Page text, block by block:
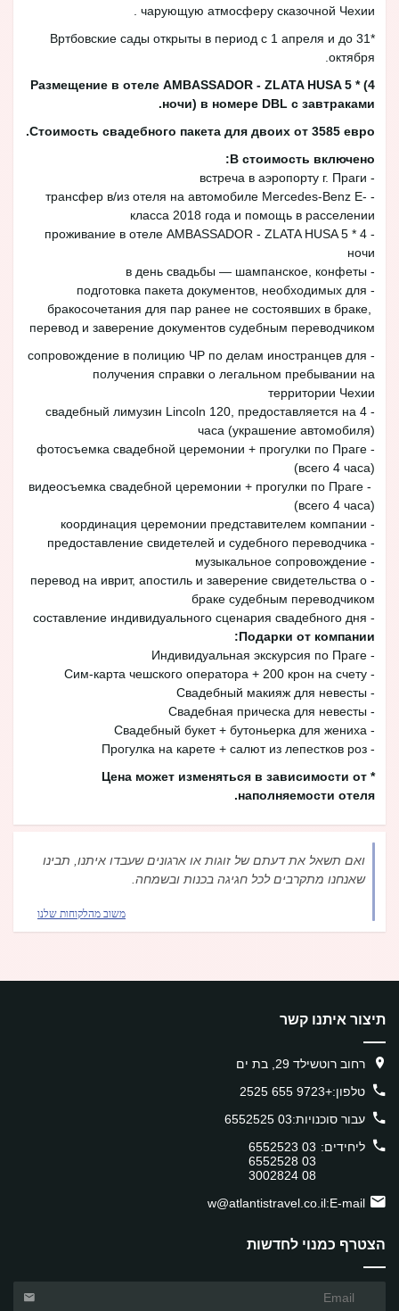
чарующую атмосферу сказочной Чехии .
*Вртбовские сады открыты в период с 1 апреля и до 31
октября.
Размещение в отеле AMBASSADOR - ZLATA HUSA 5 * (4
ночи) в номере DBL с завтраками.
Стоимость свадебного пакета для двоих от 3585 евро.
В стоимость включено:
- встреча в аэропорту г. Праги
- трансфер в/из отеля на автомобиле Mercedes-Benz E-
класса 2018 года и помощь в расселении
- проживание в отеле AMBASSADOR - ZLATA HUSA 5 * 4
ночи
- в день свадьбы — шампанское, конфеты
- подготовка пакета документов, необходимых для
бракосочетания для пар ранее не состоявших в браке,
перевод и заверение документов судебным переводчиком
- сопровождение в полицию ЧР по делам иностранцев для
получения справки о легальном пребывании на
территории Чехии
- свадебный лимузин Lincoln 120, предоставляется на 4
часа (украшение автомобиля)
- фотосъемка свадебной церемонии + прогулки по Праге
(всего 4 часа)
- видеосъемка свадебной церемонии + прогулки по Праге
(всего 4 часа)
- координация церемонии представителем компании
- предоставление свидетелей и судебного переводчика
- музыкальное сопровождение
- перевод на иврит, апостиль и заверение свидетельства о
браке судебным переводчиком
- составление индивидуального сценария свадебного дня
Подарки от компании:
- Индивидуальная экскурсия по Праге
- Сим-карта чешского оператора + 200 крон на счету
- Свадебный макияж для невесты
- Свадебная прическа для невесты
- Свадебный букет + бутоньерка для жениха
- Прогулка на карете + салют из лепестков роз
* Цена может изменяться в зависимости от
наполняемости отеля.
ואם תשאל את דעתם של זוגות או ארגונים שעבדו איתנו, תבינו
שאנחנו מתקרבים לכל חגיגה בכנות ובשמחה.
משוב מהלקוחות שלנו
תיצור איתנו קשר
רחוב רוטשילד 29, בת ים
טלפון:+9723 655 2525
עבור סוכנויות:03 6552525
ליחידים: 03 6552523
03 6552528
08 3002824
E-mail:
w@atlantistravel.co.il
הצטרף כמנוי לחדשות